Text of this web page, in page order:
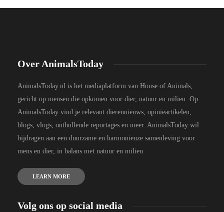
Over AnimalsToday
AnimalsToday.nl is het mediaplatform van House of Animals,
gericht op mensen die opkomen voor dier, natuur en milieu. Op
AnimalsToday vind je relevant dierennieuws, opinieartikelen,
blogs, vlogs, onthullende reportages en meer. AnimalsToday wil
bijdragen aan een duurzame en harmonieuze samenleving voor
mens en dier, in balans met natuur en milieu.
LEARN MORE
Volg ons op social media